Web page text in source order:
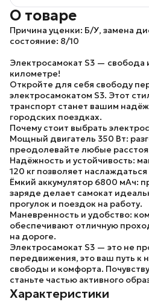
О товаре
Причина уценки: Б/У, замена
состояние: 8/10
Электросамокат S3 —
километре!
Откройте для себя свободу
электросамокатом S3. Этот
транспорт станет вашим
городских поездках.
Почему стоит выбрать
Мощный двигатель 350 Вт:
преодолевайте любые
Надёжность и устойчивость:
120 кг позволяет
Ёмкий аккумулятор 6800 мАч:
заряде делает самокат
прогулок и поездок на работу.
Маневренность и удобство:
обеспечивают отличную
на дороге.
Электросамокат S3 — это не
передвижения, это ваш путь к
свободы и комфорта.
станьте частью активного
Характеристики